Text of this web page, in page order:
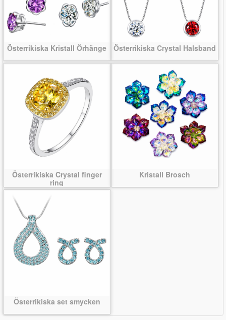
Österrikiska Kristall Örhänge Österrikiska Crystal Halsband
Österrikiska Crystal finger
ring
Kristall Brosch
Österrikiska set smycken